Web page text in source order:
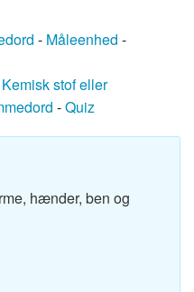
- Måleenhed -
Kemisk stof eller
-Quiz
hænder, ben og